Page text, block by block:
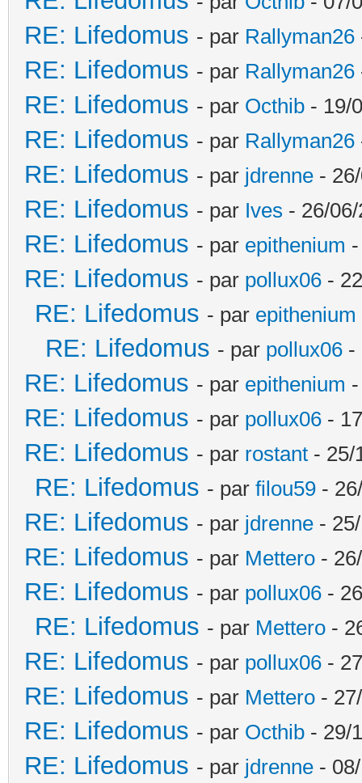
RE: Lifedomus - par Rallyman26
RE: Lifedomus - par Rallyman26
RE: Lifedomus - par Octhib - 19/
RE: Lifedomus - par Rallyman26
RE: Lifedomus - par jdrenne -
RE: Lifedomus - par Ives - 26/
RE: Lifedomus - par epithenium
RE: Lifedomus - par pollux06 -
RE: Lifedomus - par epithenium
RE: Lifedomus - par pollux06 -
RE: Lifedomus - par epithenium
RE: Lifedomus - par pollux06 -
RE: Lifedomus - par rostant - 25/
RE: Lifedomus - par filou59 -
RE: Lifedomus - par jdrenne -
RE: Lifedomus - par Mettero -
RE: Lifedomus - par pollux06 -
RE: Lifedomus - par Mettero -
RE: Lifedomus - par pollux06 -
RE: Lifedomus - par Mettero -
RE: Lifedomus - par Octhib - 29/
RE: Lifedomus - par jdrenne -